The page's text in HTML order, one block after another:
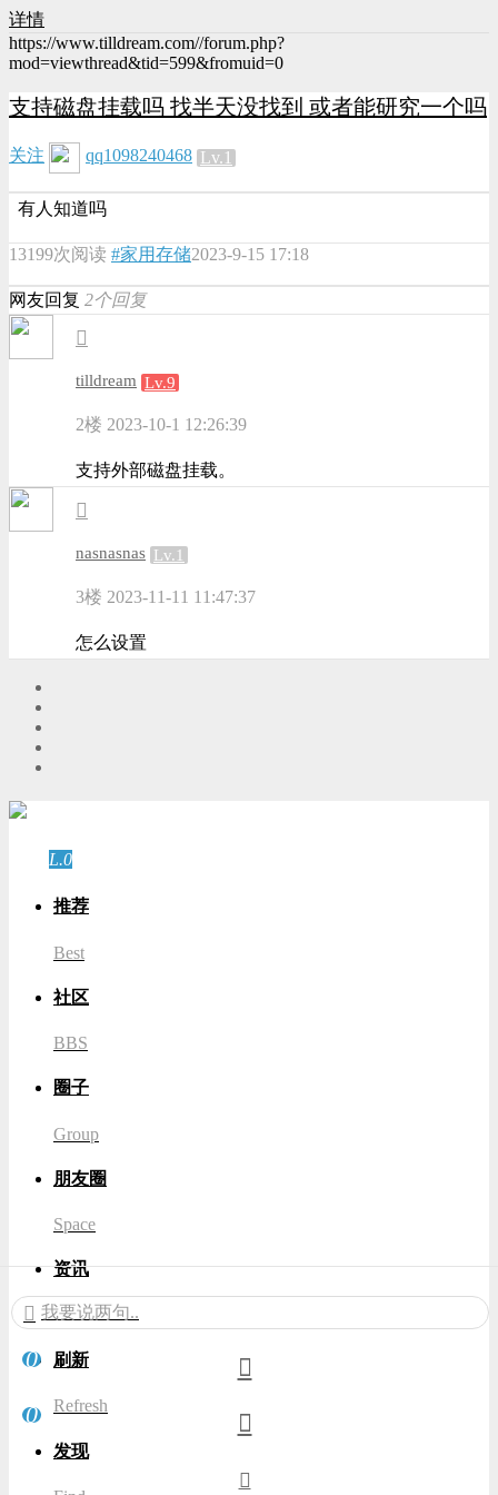
详情
https://www.tilldream.com//forum.php?
mod=viewthread&tid=599&fromuid=0
支持磁盘挂载吗 找半天没找到 或者能研究一个吗
关注 qq1098240468 Lv.1
有人知道吗
13199次阅读 #家用存储2023-9-15 17:18
网友回复 2个回复
tilldream Lv.9
2楼 2023-10-1 12:26:39
支持外部磁盘挂载。
nasnasnas Lv.1
3楼 2023-11-11 11:47:37
怎么设置
我要说两句..
0
0
L.0
推荐
Best
社区
BBS
圈子
Group
朋友圈
Space
资讯
News
刷新
Refresh
发现